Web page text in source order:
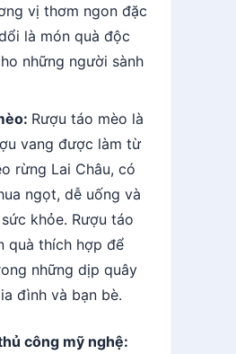
vị thơm ngon đặc
là món quà độc
những người sành
Rượu táo mèo là
vang được làm từ
rừng Lai Châu, có
ngọt, dễ uống và
khỏe. Rượu táo
quà thích hợp để
những dịp quây
đình và bạn bè.
công mỹ nghệ: